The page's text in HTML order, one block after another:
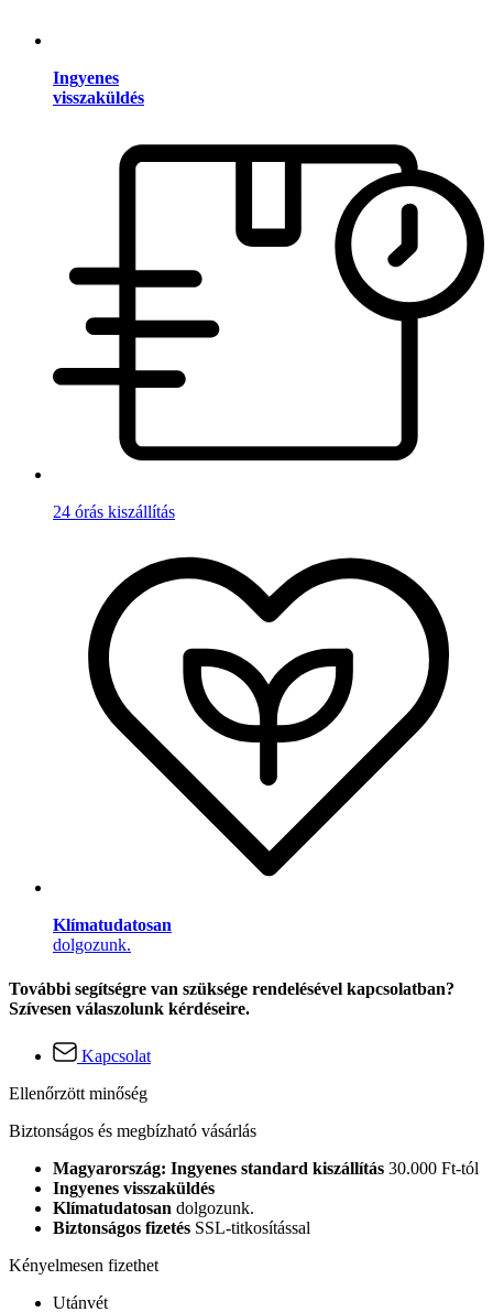
Ingyenes
visszaküldés
24 órás kiszállítás
Klímatudatosan
dolgozunk.
További segítségre van szüksége rendelésével kapcsolatban?
Szívesen válaszolunk kérdéseire.
Kapcsolat
Ellenőrzött minőség
Biztonságos és megbízható vásárlás
Magyarország: Ingyenes standard kiszállítás 30.000 Ft-tól
Ingyenes visszaküldés
Klímatudatosan dolgozunk.
Biztonságos fizetés SSL-titkosítással
Kényelmesen fizethet
Utánvét